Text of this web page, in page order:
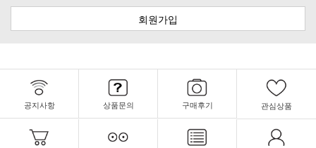
회원가입
공지사항 상품문의 구매후기 관심상품